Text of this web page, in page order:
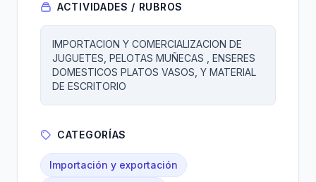
ACTIVIDADES / RUBROS
IMPORTACION Y COMERCIALIZACION DE
JUGUETES, PELOTAS MUÑECAS , ENSERES
DOMESTICOS PLATOS VASOS, Y MATERIAL
DE ESCRITORIO
CATEGORÍAS
Importación y exportación